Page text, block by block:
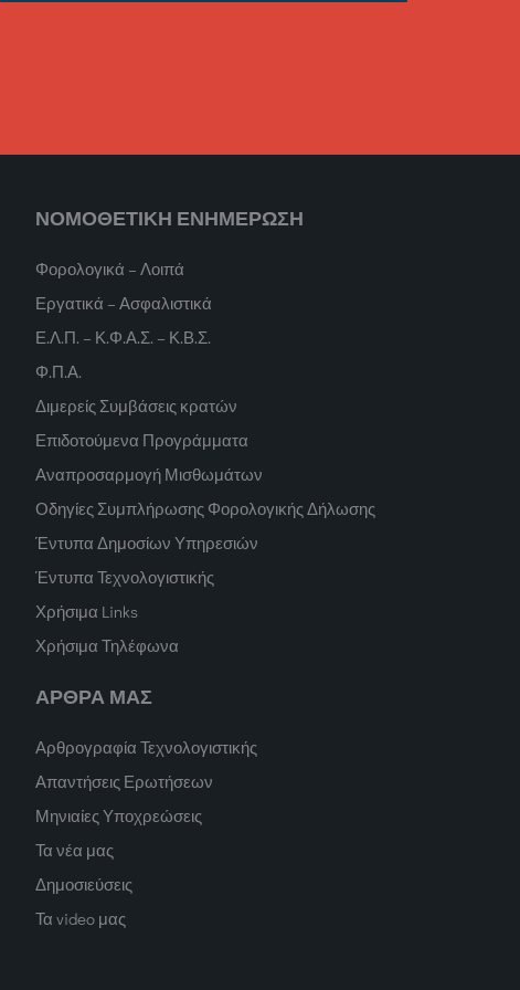
ΝΟΜΟΘΕΤΙΚΗ ΕΝΗΜΕΡΩΣΗ
Φορολογικά – Λοιπά
Εργατικά – Ασφαλιστικά
Ε.Λ.Π. – Κ.Φ.Α.Σ. – Κ.Β.Σ.
Φ.Π.Α.
Διμερείς Συμβάσεις κρατών
Επιδοτούμενα Προγράμματα
Αναπροσαρμογή Μισθωμάτων
Οδηγίες Συμπλήρωσης Φορολογικής Δήλωσης
Έντυπα Δημοσίων Υπηρεσιών
Έντυπα Τεχνολογιστικής
Χρήσιμα Links
Χρήσιμα Τηλέφωνα
ΑΡΘΡΑ ΜΑΣ
Αρθρογραφία Τεχνολογιστικής
Απαντήσεις Ερωτήσεων
Μηνιαίες Υποχρεώσεις
Τα νέα μας
Δημοσιεύσεις
Τα video μας